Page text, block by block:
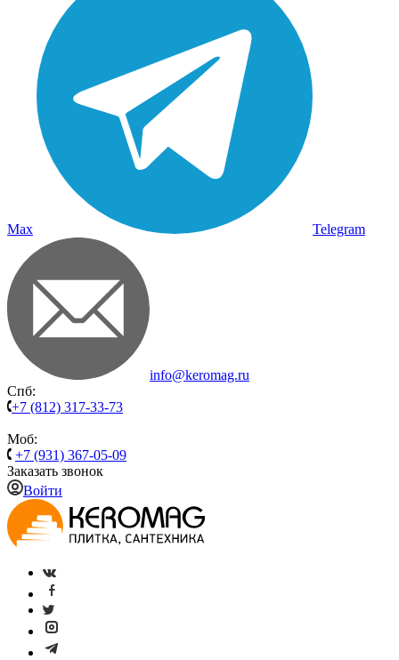
Max Telegram
info@keromag.ru
Спб:
+7 (812) 317-33-73
Моб:
+7 (931) 367-05-09
Заказать звонок
Войти